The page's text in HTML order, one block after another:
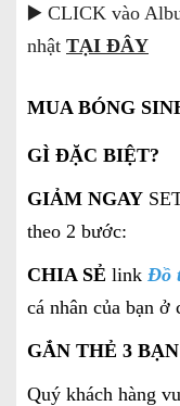
▶️ CLICK vào
nhật TẠI ĐÂY
MUA BÓNG
GÌ ĐẶC BIỆT?
GIẢM NGAY
theo 2 bước:
CHIA SẺ link Đồ
cá nhân của bạn
GẮN THẺ 3 BẠN
Quý khách hàng